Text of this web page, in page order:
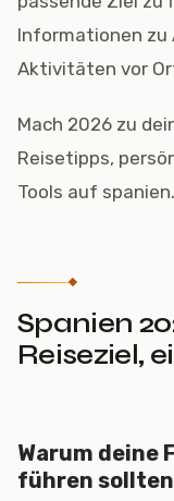
Informationen zu
Aktivitäten vor
Mach 2026 zu
Reisetipps,
Tools auf
Spanien
Reiseziel,
Warum deine
führen sollten